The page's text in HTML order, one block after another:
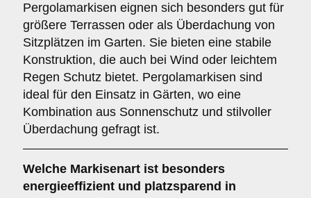
Pergolamarkisen eignen sich besonders gut für
größere Terrassen oder als Überdachung von
Sitzplätzen im Garten. Sie bieten eine stabile
Konstruktion, die auch bei Wind oder leichtem
Regen Schutz bietet. Pergolamarkisen sind
ideal für den Einsatz in Gärten, wo eine
Kombination aus Sonnenschutz und stilvoller
Überdachung gefragt ist.
Welche Markisenart ist besonders
energieeffizient und platzsparend in